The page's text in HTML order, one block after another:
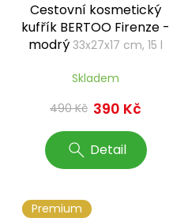
Cestovní kosmetický
kufřík BERTOO Firenze -
modrý 33x27x17 cm, 15 l
Skladem
490 Kč 390 Kč
Detail
Premium